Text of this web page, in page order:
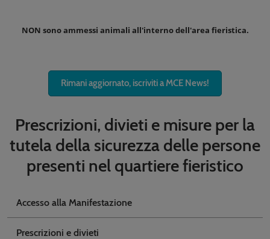
NON sono ammessi animali all'interno dell'area fieristica.
Rimani aggiornato, iscriviti a MCE News!
Prescrizioni, divieti e misure per la
tutela della sicurezza delle persone
presenti nel quartiere fieristico
Accesso alla Manifestazione
Prescrizioni e divieti